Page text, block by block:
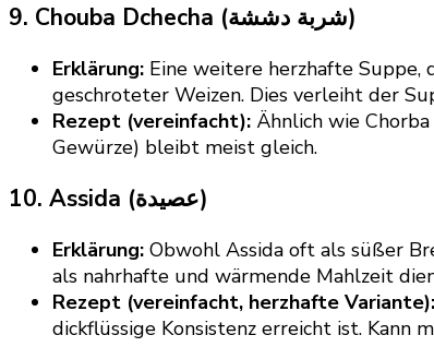
9. Chouba Dchecha (شربة دششة)
Erklärung: Eine weitere herzhafte Suppe,
geschroteter Weizen. Dies verleiht der
Rezept (vereinfacht): Ähnlich wie
Gewürze) bleibt meist gleich.
10. Assida (عصيدة)
Erklärung: Obwohl Assida oft als süßer
als nahrhafte und wärmende Mahlzeit
Rezept (vereinfacht, herzhafte Variante):
dickflüssige Konsistenz erreicht ist. Kann